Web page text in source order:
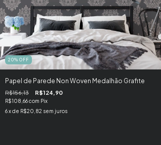
20% OFF
Papel de Parede Non Woven Medalhão Grafite
R$156,13 R$124,90
R$108,66com Pix
6x de R$20,82 sem juros